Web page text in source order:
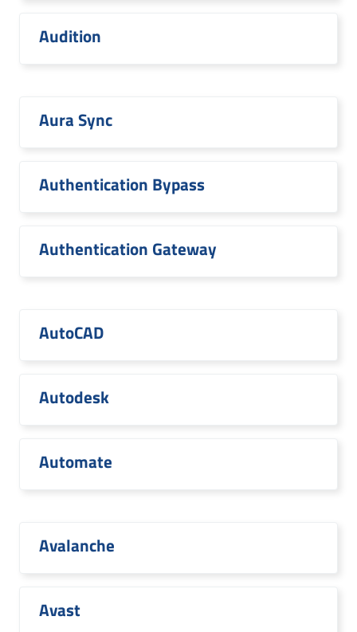
Audition
Aura Sync
Authentication Bypass
Authentication Gateway
AutoCAD
Autodesk
Automate
Avalanche
Avast